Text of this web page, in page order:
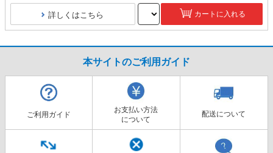
詳しくはこちら カートに入れる
本サイトのご利用ガイド
ご利用ガイド
お支払い方法
について
配送について